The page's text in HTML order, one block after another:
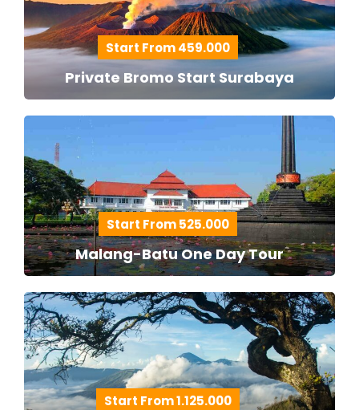
Start From 459.000
Private Bromo Start Surabaya
Start From 525.000
Malang-Batu One Day Tour
Start From 1.125.000